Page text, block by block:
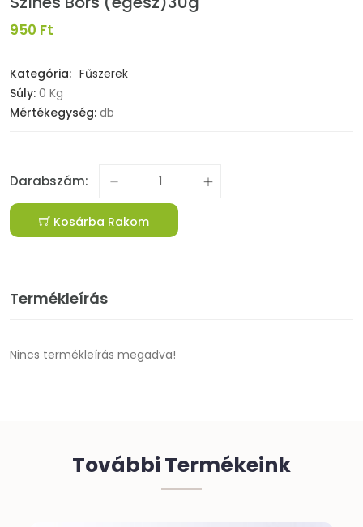
950 Ft
Kategória: Fűszerek
Súly: 0 Kg
Mértékegység: db
Darabszám:
Kosárba Rakom
Termékleírás
Nincs termékleírás megadva!
További Termékeink